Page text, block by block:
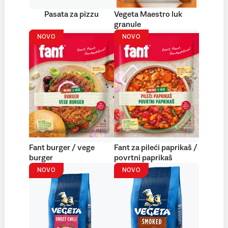
Pasata za pizzu
Vegeta Maestro luk
granule
NOVO
Fant burger / vege
burger
NOVO
Fant za pileći paprikaš /
povrtni paprikaš
NOVO NOVO